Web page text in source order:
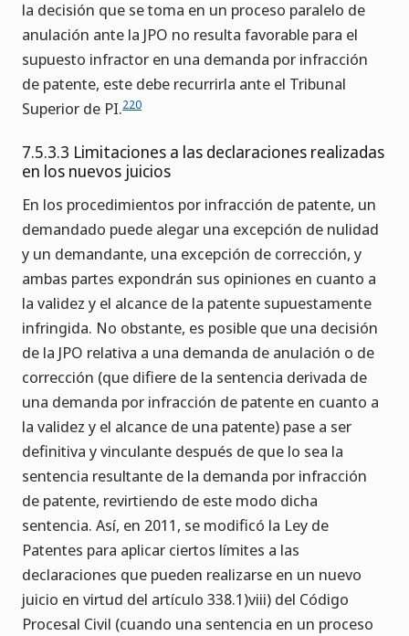
la decisión que se toma en un proceso paralelo de
anulación ante la JPO no resulta favorable para el
supuesto infractor en una demanda por infracción
de patente, este debe recurrirla ante el Tribunal
Superior de PI.220
7.5.3.3 Limitaciones a las declaraciones realizadas
en los nuevos juicios
En los procedimientos por infracción de patente, un
demandado puede alegar una excepción de nulidad
y un demandante, una excepción de corrección, y
ambas partes expondrán sus opiniones en cuanto a
la validez y el alcance de la patente supuestamente
infringida. No obstante, es posible que una decisión
de la JPO relativa a una demanda de anulación o de
corrección (que difiere de la sentencia derivada de
una demanda por infracción de patente en cuanto a
la validez y el alcance de una patente) pase a ser
definitiva y vinculante después de que lo sea la
sentencia resultante de la demanda por infracción
de patente, revirtiendo de este modo dicha
sentencia. Así, en 2011, se modificó la Ley de
Patentes para aplicar ciertos límites a las
declaraciones que pueden realizarse en un nuevo
juicio en virtud del artículo 338.1)viii) del Código
Procesal Civil (cuando una sentencia en un proceso